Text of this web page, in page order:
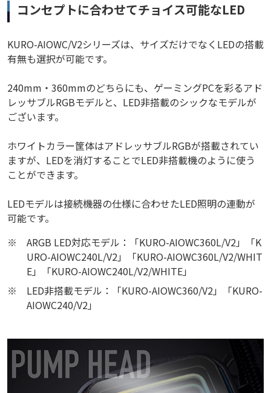
コンセプトに合わせてチョイス可能なLED
KURO-AIOWC/V2シリーズは、サイズだけでなくLEDの搭載
有無も選択が可能です。
240mm・360mmのどちらにも、ゲーミングPCを彩るアド
レッサブルRGBモデルと、LED非搭載のシックなモデルが
ございます。
ホワイトカラー筐体はアドレッサブルRGBが搭載されてい
ますが、LEDを消灯することでLED非搭載機のように使う
ことができます。
LEDモデルは接続機器の仕様に合わせたLED照明の連動が
可能です。
※
ARGB LED対応モデル：「KURO-AIOWC360L/V2」「K
URO-AIOWC240L/V2」「KURO-AIOWC360L/V2/WHIT
E」「KURO-AIOWC240L/V2/WHITE」
※
LED非搭載モデル：「KURO-AIOWC360/V2」「KURO-
AIOWC240/V2」